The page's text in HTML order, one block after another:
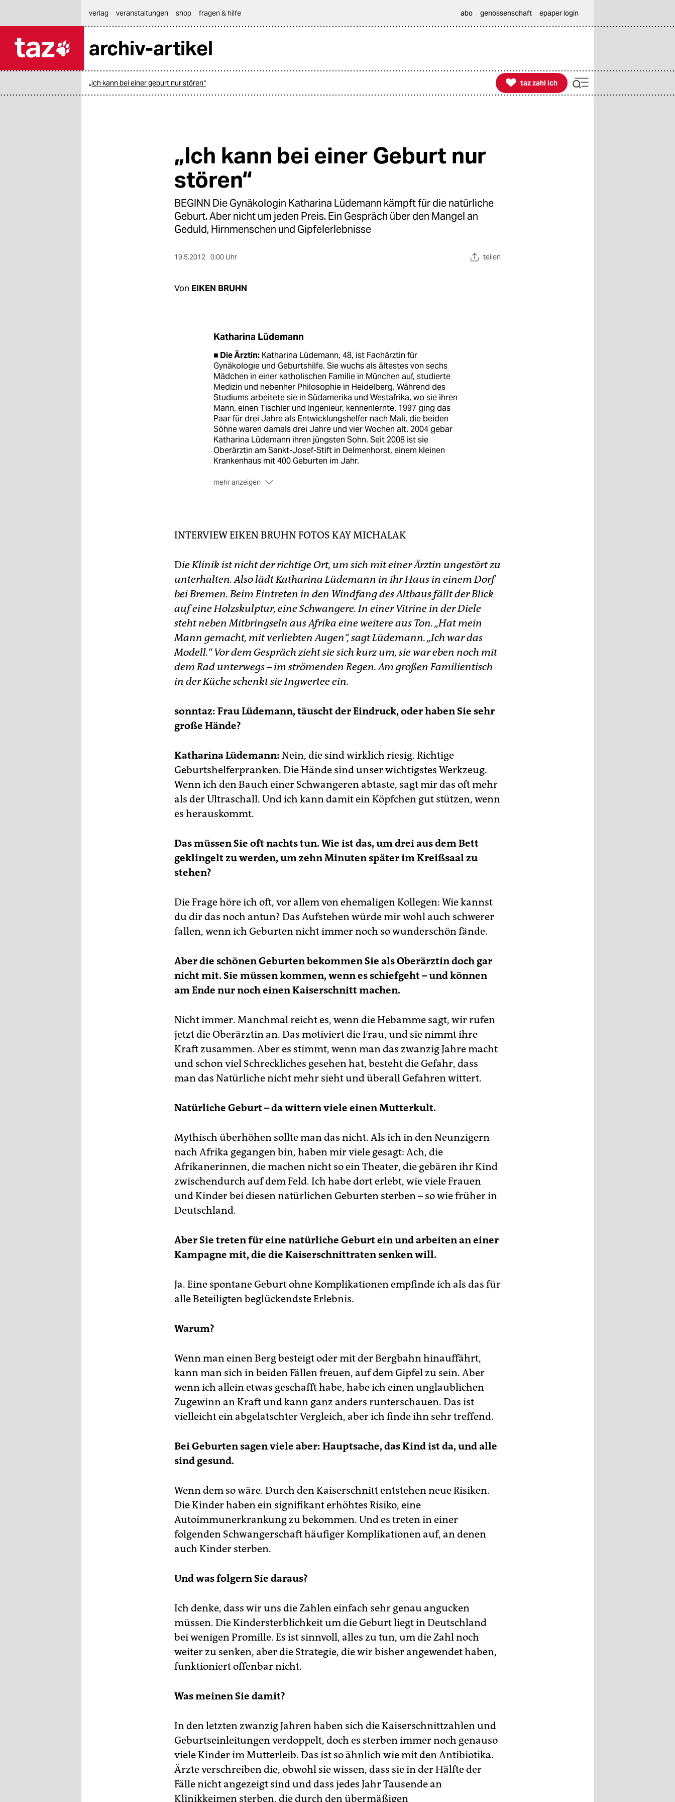
themen
verlag
veranstaltungen shop fragen & hilfe abo genossenschaft epaper login
archiv-artikel
„ich kann bei einer geburt nur stören“ 
taz zahl ich
taz zahl ich
„Ich kann bei einer Geburt nur
stören“
BEGINN Die Gynäkologin Katharina Lüdemann kämpft für die natürliche
Geburt. Aber nicht um jeden Preis. Ein Gespräch über den Mangel an
Geduld, Hirnmenschen und Gipfelerlebnisse
19.5.2012 0:00 Uhr teilen
Von EIKEN BRUHN
Katharina Lüdemann
■ Die Ärztin:Katharina Lüdemann, 48, ist Fachärztin für
Gynäkologie und Geburtshilfe. Sie wuchs als ältestes von sechs
Mädchen in einer katholischen Familie in München auf, studierte
Medizin und nebenher Philosophie in Heidelberg. Während des
Studiums arbeitete sie in Südamerika und Westafrika, wo sie ihren
Mann, einen Tischler und Ingenieur, kennenlernte. 1997 ging das
Paar für drei Jahre als Entwicklungshelfer nach Mali, die beiden
Söhne waren damals drei Jahre und vier Wochen alt. 2004 gebar
Katharina Lüdemann ihren jüngsten Sohn. Seit 2008 ist sie
Oberärztin am Sankt-Josef-Stift in Delmenhorst, einem kleinen
Krankenhaus mit 400 Geburten im Jahr.
mehr anzeigen
Operation, 2010 waren es 31,9 Prozent.
INTERVIEWEIKEN BRUHN FOTOS KAY MICHALAK
Die Klinik ist nicht der richtige Ort, um sich mit einer Ärztin ungestört zu
unterhalten. Also lädt Katharina Lüdemann in ihr Haus in einem Dorf
bei Bremen. Beim Eintreten in den Windfang des Altbaus fällt der Blick
auf eine Holzskulptur, eine Schwangere. In einer Vitrine in der Diele
steht neben Mitbringseln aus Afrika eine weitere aus Ton. „Hat mein
Mann gemacht, mit verliebten Augen“, sagt Lüdemann. „Ich war das
Modell.“ Vor dem Gespräch zieht sie sich kurz um, sie war eben noch mit
dem Rad unterwegs – im strömenden Regen. Am großen Familientisch
in der Küche schenkt sie Ingwertee ein.
sonntaz: Frau Lüdemann, täuscht der Eindruck, oder haben Sie sehr
große Hände?
Katharina Lüdemann: Nein, die sind wirklich riesig. Richtige
Geburtshelferpranken. Die Hände sind unser wichtigstes Werkzeug.
Wenn ich den Bauch einer Schwangeren abtaste, sagt mir das oft mehr
als der Ultraschall. Und ich kann damit ein Köpfchen gut stützen, wenn
es herauskommt.
Das müssen Sie oft nachts tun. Wie ist das, um drei aus dem Bett
geklingelt zu werden, um zehn Minuten später im Kreißsaal zu
stehen?
Die Frage höre ich oft, vor allem von ehemaligen Kollegen: Wie kannst
du dir das noch antun? Das Aufstehen würde mir wohl auch schwerer
fallen, wenn ich Geburten nicht immer noch so wunderschön fände.
Aber die schönen Geburten bekommen Sie als Oberärztin doch gar
nicht mit. Sie müssen kommen, wenn es schiefgeht – und können
am Ende nur noch einen Kaiserschnitt machen.
Nicht immer. Manchmal reicht es, wenn die Hebamme sagt, wir rufen
jetzt die Oberärztin an. Das motiviert die Frau, und sie nimmt ihre
Kraft zusammen. Aber es stimmt, wenn man das zwanzig Jahre macht
und schon viel Schreckliches gesehen hat, besteht die Gefahr, dass
man das Natürliche nicht mehr sieht und überall Gefahren wittert.
Natürliche Geburt – da wittern viele einen Mutterkult.
Mythisch überhöhen sollte man das nicht. Als ich in den Neunzigern
nach Afrika gegangen bin, haben mir viele gesagt: Ach, die
Afrikanerinnen, die machen nicht so ein Theater, die gebären ihr Kind
zwischendurch auf dem Feld. Ich habe dort erlebt, wie viele Frauen
und Kinder bei diesen natürlichen Geburten sterben – so wie früher in
Deutschland.
Aber Sie treten für eine natürliche Geburt ein und arbeiten an einer
Kampagne mit, die die Kaiserschnittraten senken will.
Ja. Eine spontane Geburt ohne Komplikationen empfinde ich als das für
alle Beteiligten beglückendste Erlebnis.
Warum?
Wenn man einen Berg besteigt oder mit der Bergbahn hinauffährt,
kann man sich in beiden Fällen freuen, auf dem Gipfel zu sein. Aber
wenn ich allein etwas geschafft habe, habe ich einen unglaublichen
Zugewinn an Kraft und kann ganz anders runterschauen. Das ist
vielleicht ein abgelatschter Vergleich, aber ich finde ihn sehr treffend.
Bei Geburten sagen viele aber: Hauptsache, das Kind ist da, und alle
sind gesund.
Wenn dem so wäre. Durch den Kaiserschnitt entstehen neue Risiken.
Die Kinder haben ein signifikant erhöhtes Risiko, eine
Autoimmunerkrankung zu bekommen. Und es treten in einer
folgenden Schwangerschaft häufiger Komplikationen auf, an denen
auch Kinder sterben.
Und was folgern Sie daraus?
Ich denke, dass wir uns die Zahlen einfach sehr genau angucken
müssen. Die Kindersterblichkeit um die Geburt liegt in Deutschland
bei wenigen Promille. Es ist sinnvoll, alles zu tun, um die Zahl noch
weiter zu senken, aber die Strategie, die wir bisher angewendet haben,
funktioniert offenbar nicht.
Was meinen Sie damit?
In den letzten zwanzig Jahren haben sich die Kaiserschnittzahlen und
Geburtseinleitungen verdoppelt, doch es sterben immer noch genauso
viele Kinder im Mutterleib. Das ist so ähnlich wie mit den Antibiotika.
Ärzte verschreiben die, obwohl sie wissen, dass sie in der Hälfte der
Fälle nicht angezeigt sind und dass jedes Jahr Tausende an
Klinikkeimen sterben, die durch den übermäßigen